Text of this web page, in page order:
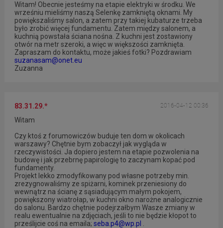
Witam! Obecnie jesteśmy na etapie elektryki w środku. We
wrześniu mieliśmy naszą Selenkę zamkniętą oknami. My
powiększaliśmy salon, a zatem przy takiej kubaturze trzeba
było zrobić więcej fundamentu. Zatem między salonem, a
kuchnią powstała ściana nośna. Z kuchni jest zostawiony
otwór na metr szeroki, a więc w większości zamknięta.
Zapraszam do kontaktu, może jakieś fotki? Pozdrawiam
suzanasam@onet.eu
Zuzanna
83.31.29.* 2016-04-12 00:36
Witam
Czy ktoś z forumowiczów buduje ten dom w okolicach
warszawy? Chętnie bym zobaczył jak wygląda w
rzeczywistości. Ja dopiero jestem na etapie pozwolenia na
budowę i jak przebrnę papirologię to zaczynam kopać pod
fundamenty.
Projekt lekko zmodyfikowany pod własne potrzeby min.
zrezygnowaliśmy ze spiżarni, kominek przeniesiony do
wewnątrz na ścianę z sąsiadującym małym pokojem,
powiększony wiatrołap, w kuchni okno narożne analogicznie
do salonu. Bardzo chętnie podejrzałbym Wasze zmiany w
realu ewentualnie na zdjęciach, jeśli to nie będzie kłopot to
prześlijcie coś na emaila; seba.p4@wp.pl